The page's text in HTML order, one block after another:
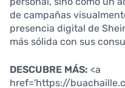
de campañas
presencia digital de
más sólida con sus
DESCUBRE MÁS: <a
href='https://